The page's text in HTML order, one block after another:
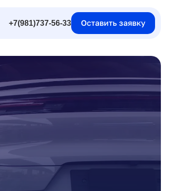
+7(981)737-56-33 Оставить заявку